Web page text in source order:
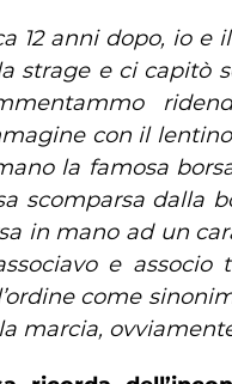
12 anni dopo, io
strage e ci capitò
con il
la famosa
scomparsa dalla
in mano ad un
e
come
marcia,